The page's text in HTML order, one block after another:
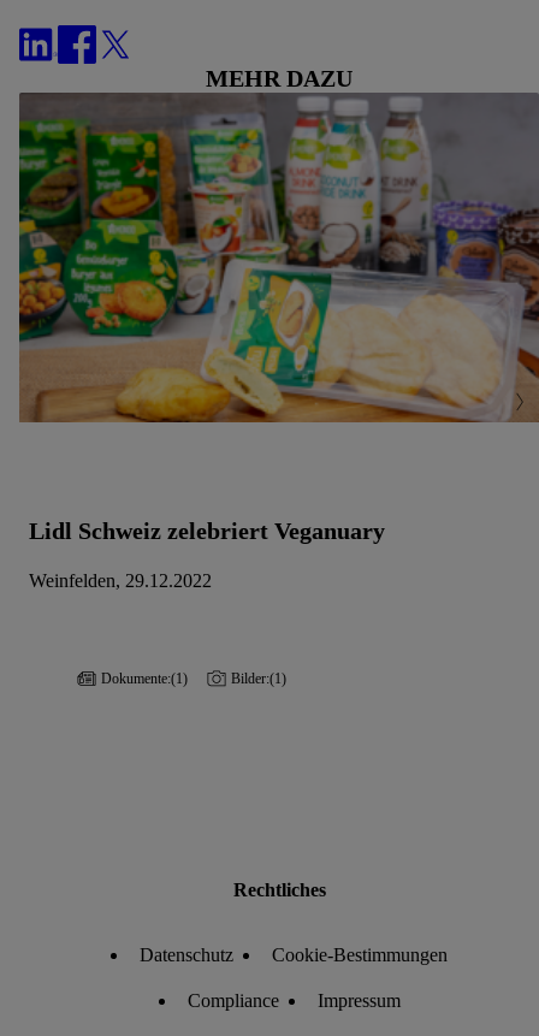
MEHR DAZU
Lidl Schweiz zelebriert Veganuary
Weinfelden, 29.12.2022
Dokumente:(1) Bilder:(1)
Rechtliches
Datenschutz Cookie-Bestimmungen
Compliance Impressum